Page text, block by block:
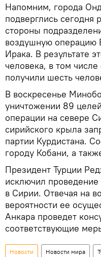
Напомним, города
подверглись сегодня
стороны
воздушную операцию
Ирака. В результате
человека, в том
получили шесть
В воскресенье
уничтожении 89
операции на севере
сирийского крыла
партии Курдистана.
городу Кобани, а
Президент Турции
исключил
в Сирии. Отвечая на
вероятности ее
Анкара проведет
соответствующие
Новости Новости мира